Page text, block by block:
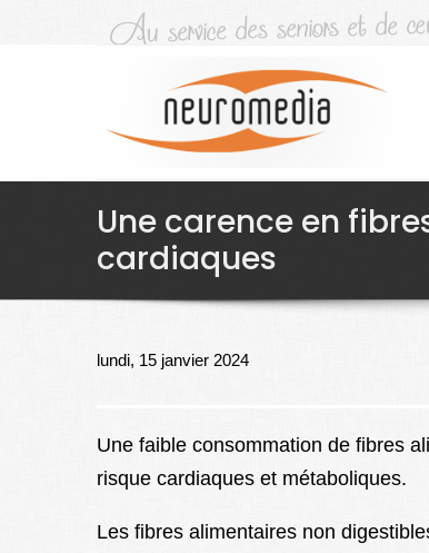
Une carence en
cardiaques
lundi, 15 janvier 2024
Une faible consommation de fibres
risque cardiaques et métaboliques.
Les fibres alimentaires non